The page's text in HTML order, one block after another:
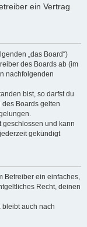
ein Vertrag
„das Board“)
des Boards ab (im
nachfolgenden
bist, so darfst du
Boards gelten
geschlossen und kann
gekündigt
Betreiber ein einfaches,
Recht, deinen
bleibt auch nach